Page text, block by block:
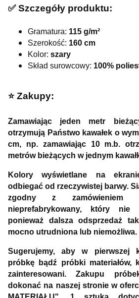
✅ Szczegóły produktu:
Gramatura: 115 g/m²
Szerokość: 160 cm
Kolor: szary
Skład surowcowy: 100%
⭐️ Zakupy:
Zamawiając jeden metr
otrzymują Państwo kawałek o
cm, np. zamawiając 10 m.b.
metrów bieżących w jednym
Kolory wyświetlane na
odbiegać od rzeczywistej barwy.
zgodny z zamówieniem
nieprefabrykowany, który nie
ponieważ dalsza odsprzedaż
mocno utrudniona lub niemożliwa.
Sugerujemy, aby w pierwszej
próbkę bądź próbki materiałów,
zainteresowani. Zakupu
dokonać na naszej stronie w